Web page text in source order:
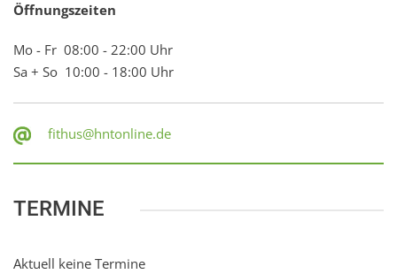
Öffnungszeiten
Mo - Fr 08:00 - 22:00 Uhr
Sa + So 10:00 - 18:00 Uhr
fithus@hntonline.de
TERMINE
Aktuell keine Termine